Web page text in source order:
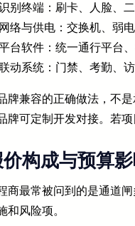
别终端：刷卡、人脸、
网络与供电：交换机、弱
台软件：统一通行平台
动系统：门禁、考勤、
牌兼容的正确做法，不
牌可定制开发对接。若
构成与预算
商最常被问到的是通道
和风险项。